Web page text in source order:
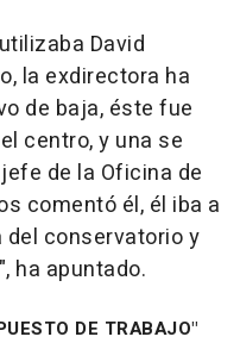
David
la exdirectora ha
de baja, éste fue
centro, y una se
de la Oficina de
comentó él, él iba a
conservatorio y
ha apuntado.
DE TRABAJO"